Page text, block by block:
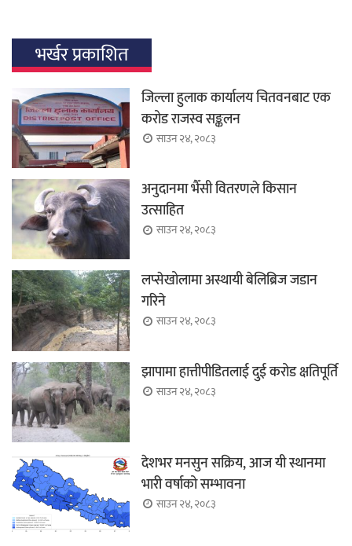
भर्खर प्रकाशित
जिल्ला हुलाक कार्यालय चितवनबाट एक
करोड राजस्व सङ्कलन
साउन २४, २०८३
अनुदानमा भैँसी वितरणले किसान
उत्साहित
साउन २४, २०८३
लप्सेखोलामा अस्थायी बेलिब्रिज जडान
गरिने
साउन २४, २०८३
झापामा हात्तीपीडितलाई दुई करोड क्षतिपूर्ति
साउन २४, २०८३
देशभर मनसुन सक्रिय, आज यी स्थानमा
भारी वर्षाको सम्भावना
साउन २४, २०८३